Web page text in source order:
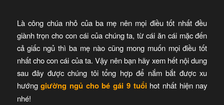
Là công chúa nhỏ của ba mẹ nên mọi điều tốt nhất đều
giành trọn cho con cái của chúng ta, từ cái ăn cái mặc đến
cả giấc ngủ thì ba mẹ nào cũng mong muốn mọi điều tốt
nhất cho con cái của ta. Vậy nên bạn hãy xem hết nội dung
sau đây được chúng tôi tổng hợp để nắm bắt được xu
hướnggiường ngủ cho bé gái 9 tuổi hot nhất hiện nay
nhé!